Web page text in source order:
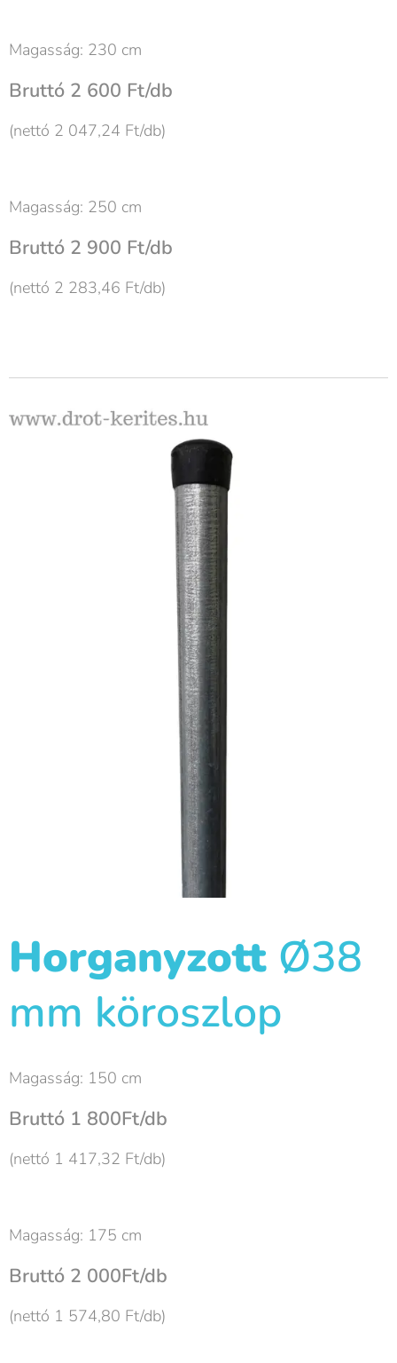
Magasság: 230 cm
Bruttó 2 600 Ft/db
(nettó 2 047,24 Ft/db)
Magasság: 250 cm
Bruttó 2 900 Ft/db
(nettó 2 283,46 Ft/db)
Horganyzott Ø38
mm köroszlop
Magasság: 150 cm
Bruttó 1 800Ft/db
(nettó 1 417,32 Ft/db)
Magasság: 175 cm
Bruttó 2 000Ft/db
(nettó 1 574,80 Ft/db)